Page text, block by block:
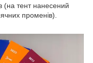
(на тент нанесений
променів).